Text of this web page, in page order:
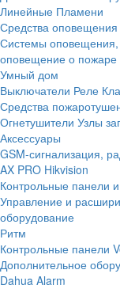
Линейные Пламени
Средства оповещения
Системы оповещения,
оповещение о пожаре
Умный дом
Выключатели Реле
Средства
Огнетушители Узлы
Аксессуары
GSM-сигнализация,
AX PRO Hikvision
Контрольные панели
Управление и
оборудование
Ритм
Контрольные панели
Дополнительное
Dahua Alarm